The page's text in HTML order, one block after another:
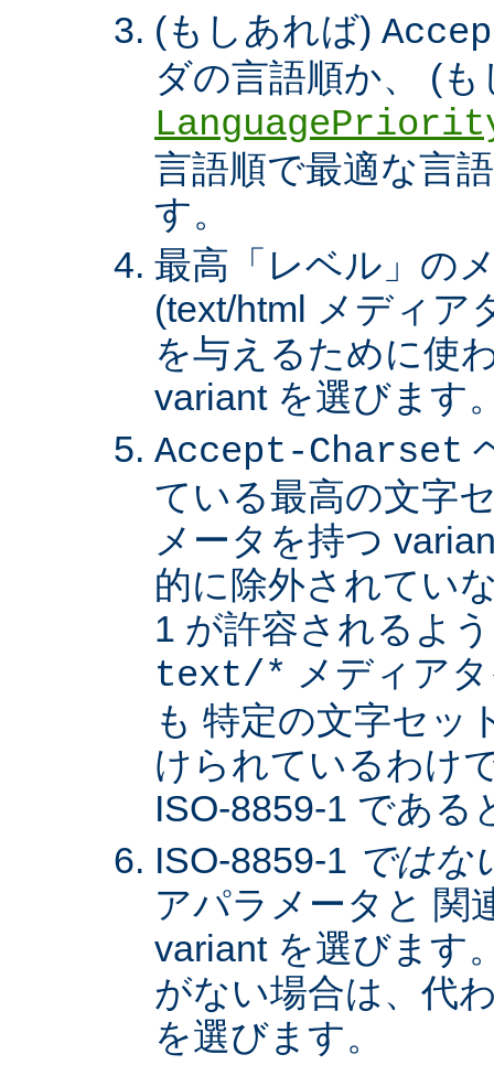
(もしあれば)
ダの言語順か、 (
言語順で最適な言
す。
最高「レベル」の
(text/html メディア
を与えるために使
variant を選びます
Accept-Charset
ている最高の文字
メータを持つ
的に除外されてい
1 が許容されるよ
text/* メディア
も 特定の文字セッ
けられているわけ
ISO-8859-1 である
ISO-8859-1 ではな
アパラメータと 関
variant を選びます
がない場合は、代
を選びます。